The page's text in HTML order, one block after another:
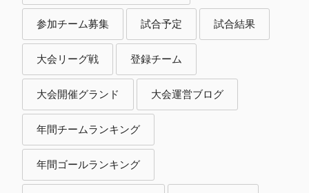
参加チーム募集 試合予定 試合結果
大会リーグ戦 登録チーム
大会開催グランド 大会運営ブログ
年間チームランキング
年間ゴールランキング